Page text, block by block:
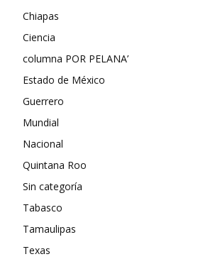
Chiapas
Ciencia
columna POR PELANA’
Estado de México
Guerrero
Mundial
Nacional
Quintana Roo
Sin categoría
Tabasco
Tamaulipas
Texas